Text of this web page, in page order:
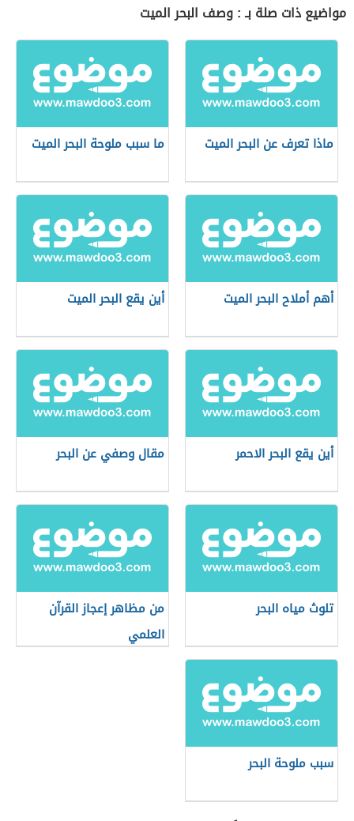
مواضيع ذات صلة بـ : وصف البحر الميت
ماذا تعرف عن البحر الميت ما سبب ملوحة البحر الميت
أهم أملاح البحر الميت أين يقع البحر الميت
أين يقع البحر الاحمر مقال وصفي عن البحر
تلوث مياه البحر
من مظاهر إعجاز القرآن
العلمي
سبب ملوحة البحر